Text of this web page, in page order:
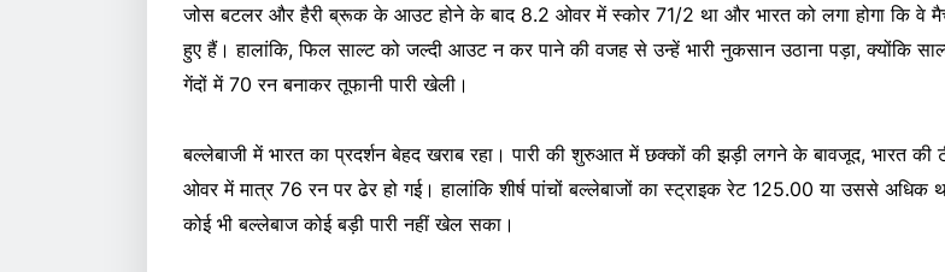
जोस बटलर और हैरी ब्रूक के आउट होने के बाद 8.2 ओवर में स्कोर 71/2 था और भारत को लगा होगा कि वे
हुए हैं। हालांकि, फिल साल्ट को जल्दी आउट न कर पाने की वजह से उन्हें भारी नुकसान उठाना पड़ा, क्योंकि
गेंदों में 70 रन बनाकर तूफानी पारी खेली।
बल्लेबाजी में भारत का प्रदर्शन बेहद खराब रहा। पारी की शुरुआत में छक्कों की झड़ी लगने के बावजूद, भारत की
ओवर में मात्र 76 रन पर ढेर हो गई। हालांकि शीर्ष पांचों बल्लेबाजों का स्ट्राइक रेट 125.00 या उससे अधिक
कोई भी बल्लेबाज कोई बड़ी पारी नहीं खेल सका।